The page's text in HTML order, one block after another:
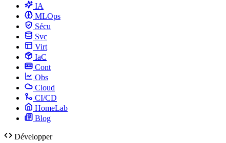
IA
MLOps
Sécu
Svc
Virt
IaC
Cont
Obs
Cloud
CI/CD
HomeLab
Blog
Développer